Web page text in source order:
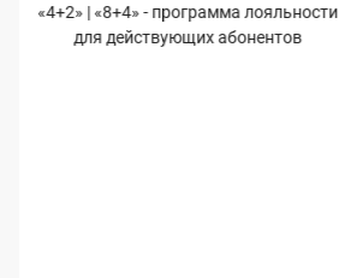
«4+2» | «8+4» - программа лояльности
для действующих абонентов